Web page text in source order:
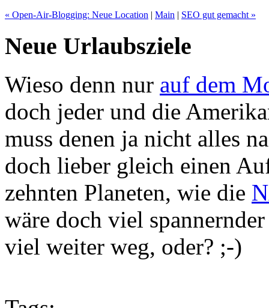
« Open-Air-Blogging: Neue Location | Main | SEO gut gemacht »
Neue Urlaubsziele
Wieso denn nur auf dem
doch jeder und die
muss denen ja nicht alles
doch lieber gleich einen
zehnten Planeten, wie die
wäre doch viel
viel weiter weg, oder? ;-)